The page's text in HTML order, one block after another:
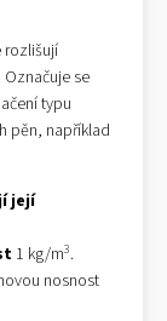
rozlišují
. Označuje se
typu
pěn, například
její
1 kg/m3.
nosnost